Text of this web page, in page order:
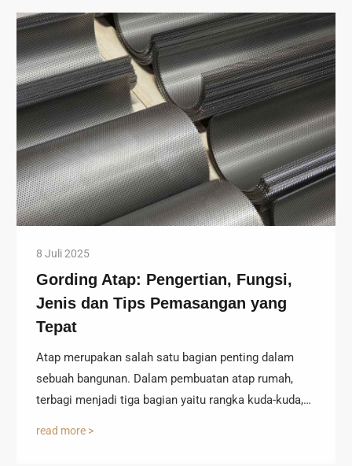
8 Juli 2025
Gording Atap: Pengertian, Fungsi,
Jenis dan Tips Pemasangan yang
Tepat
Atap merupakan salah satu bagian penting dalam
sebuah bangunan. Dalam pembuatan atap rumah,
terbagi menjadi tiga bagian yaitu rangka kuda-kuda,…
read more >